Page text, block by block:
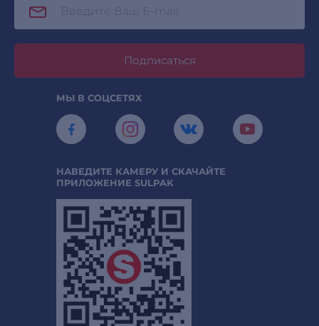
Подписаться
МЫ В СОЦСЕТЯХ
НАВЕДИТЕ КАМЕРУ И СКАЧАЙТЕ
ПРИЛОЖЕНИЕ SULPAK